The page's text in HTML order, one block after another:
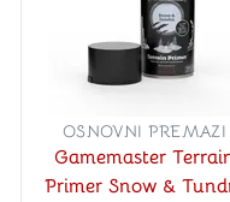
OSNOVNI PREMAZI
Gamemaster
Primer Snow &